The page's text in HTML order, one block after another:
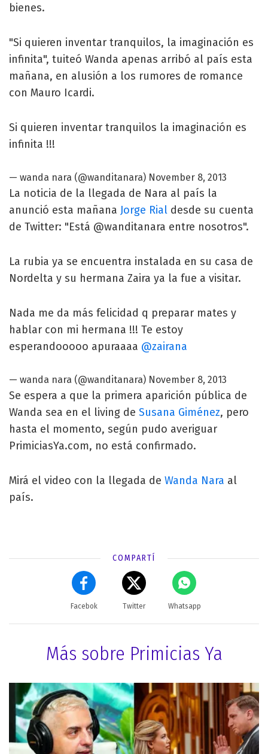
bienes.
"Si quieren inventar tranquilos, la imaginación es
infinita", tuiteó Wanda apenas arribó al país esta
mañana, en alusión a los rumores de romance
con Mauro Icardi.
Si quieren inventar tranquilos la imaginación es
infinita !!!
— wanda nara (@wanditanara) November 8, 2013
La noticia de la llegada de Nara al país la
anunció esta mañana Jorge Rial desde su cuenta
de Twitter: "Está @wanditanara entre nosotros".
La rubia ya se encuentra instalada en su casa de
Nordelta y su hermana Zaira ya la fue a visitar.
Nada me da más felicidad q preparar mates y
hablar con mi hermana !!! Te estoy
esperandooooo apuraaaa @zairana
— wanda nara (@wanditanara) November 8, 2013
Se espera a que la primera aparición pública de
Wanda sea en el living de Susana Giménez, pero
hasta el momento, según pudo averiguar
PrimiciasYa.com, no está confirmado.
Mirá el video con la llegada de Wanda Nara al
país.
COMPARTÍ
Facebok Twitter Whatsapp
Más sobre Primicias Ya